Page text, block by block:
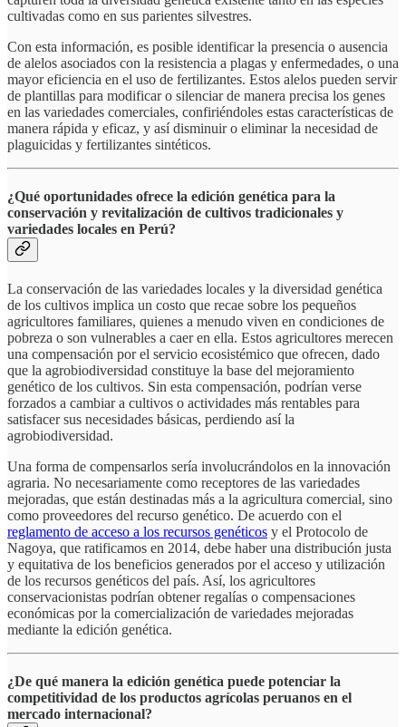
cultivadas como en sus parientes silvestres.
Con esta información, es posible identificar la presencia o ausencia
de alelos asociados con la resistencia a plagas y enfermedades, o una
mayor eficiencia en el uso de fertilizantes. Estos alelos pueden servir
de plantillas para modificar o silenciar de manera precisa los genes
en las variedades comerciales, confiriéndoles estas características de
manera rápida y eficaz, y así disminuir o eliminar la necesidad de
plaguicidas y fertilizantes sintéticos.
¿Qué oportunidades ofrece la edición genética para la
conservación y revitalización de cultivos tradicionales y
variedades locales en Perú?
La conservación de las variedades locales y la diversidad genética
de los cultivos implica un costo que recae sobre los pequeños
agricultores familiares, quienes a menudo viven en condiciones de
pobreza o son vulnerables a caer en ella. Estos agricultores merecen
una compensación por el servicio ecosistémico que ofrecen, dado
que la agrobiodiversidad constituye la base del mejoramiento
genético de los cultivos. Sin esta compensación, podrían verse
forzados a cambiar a cultivos o actividades más rentables para
satisfacer sus necesidades básicas, perdiendo así la
agrobiodiversidad.
Una forma de compensarlos sería involucrándolos en la innovación
agraria. No necesariamente como receptores de las variedades
mejoradas, que están destinadas más a la agricultura comercial, sino
como proveedores del recurso genético. De acuerdo con el
reglamento de acceso a los recursos genéticos y el Protocolo de
Nagoya, que ratificamos en 2014, debe haber una distribución justa
y equitativa de los beneficios generados por el acceso y utilización
de los recursos genéticos del país. Así, los agricultores
conservacionistas podrían obtener regalías o compensaciones
económicas por la comercialización de variedades mejoradas
mediante la edición genética.
¿De qué manera la edición genética puede potenciar la
competitividad de los productos agrícolas peruanos en el
mercado internacional?